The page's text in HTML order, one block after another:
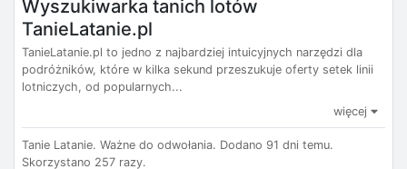
Wyszukiwarka tanich lotów
TanieLatanie.pl
TanieLatanie.pl to jedno z najbardziej intuicyjnych narzędzi dla
podróżników, które w kilka sekund przeszukuje oferty setek linii
lotniczych, od popularnych...
więcej
Tanie Latanie. Ważne do odwołania. Dodano 91 dni temu.
Skorzystano 257 razy.